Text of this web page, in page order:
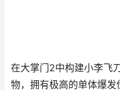
在大掌门2中构建小李飞
物，拥有极高的单体爆